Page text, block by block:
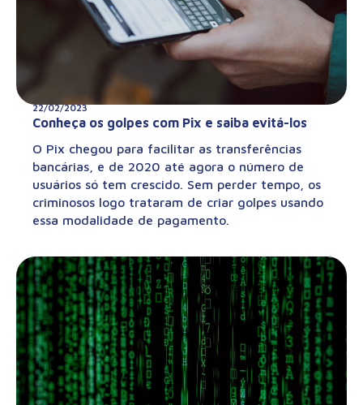
22/02/2023
Conheça os golpes com Pix e saiba evitá-los
O Pix chegou para facilitar as transferências
bancárias, e de 2020 até agora o número de
usuários só tem crescido. Sem perder tempo, os
criminosos logo trataram de criar golpes usando
essa modalidade de pagamento.